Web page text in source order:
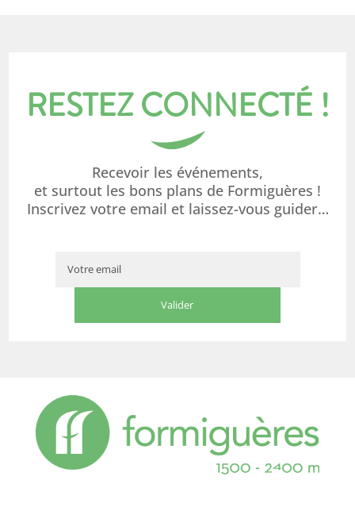
RESTEZ CONNECTÉ !
Recevoir les événements,
et surtout les bons plans de Formiguères !
Inscrivez votre email et laissez-vous guider…